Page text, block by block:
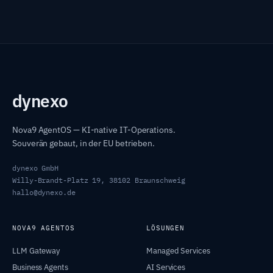
dynexo
Nova9 AgentOS — KI-native IT-Operations.
Souverän gebaut, in der EU betrieben.
dynexo GmbH
Willy-Brandt-Platz 19, 38102 Braunschweig
hallo@dynexo.de
NOVA9 AGENTOS
LLM Gateway
Business Agents
LÖSUNGEN
Managed Services
AI Services